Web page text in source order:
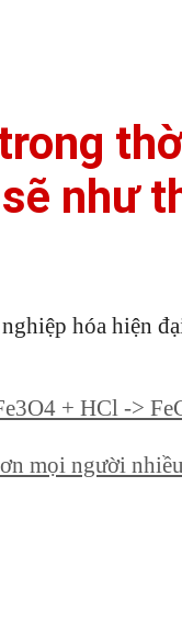
như
hóa hiện
+ HCl ->
mọi người